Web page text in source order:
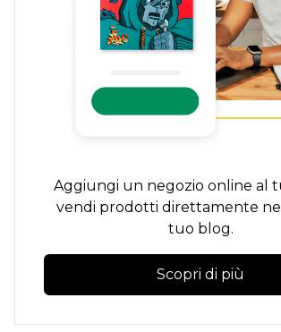
Aggiungi un negozio online al
vendi prodotti direttamente
tuo blog.
Scopri di più